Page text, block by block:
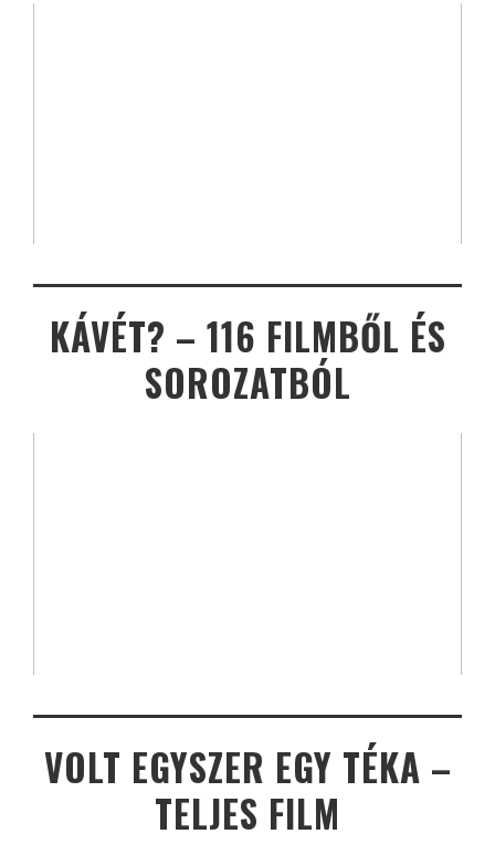
KÁVÉT? – 116 FILMBŐL ÉS
SOROZATBÓL
VOLT EGYSZER EGY TÉKA –
TELJES FILM